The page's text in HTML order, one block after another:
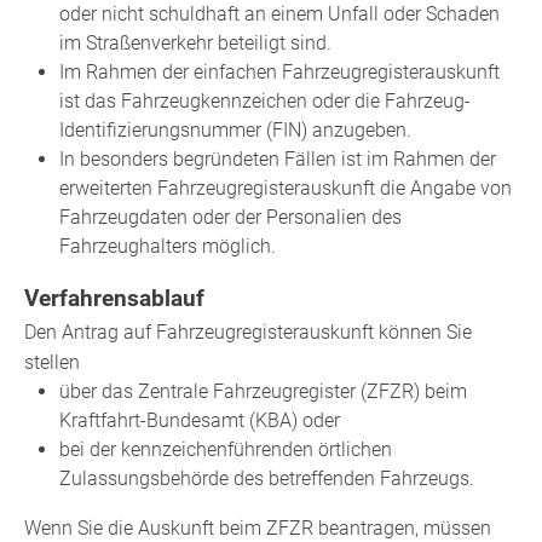
oder nicht schuldhaft an einem Unfall oder Schaden
im Straßenverkehr beteiligt sind.
Im Rahmen der einfachen Fahrzeugregisterauskunft
ist das Fahrzeugkennzeichen oder die Fahrzeug-
Identifizierungsnummer (FIN) anzugeben.
In besonders begründeten Fällen ist im Rahmen der
erweiterten Fahrzeugregisterauskunft die Angabe von
Fahrzeugdaten oder der Personalien des
Fahrzeughalters möglich.
Verfahrensablauf
Den Antrag auf Fahrzeugregisterauskunft können Sie
stellen
über das Zentrale Fahrzeugregister (ZFZR) beim
Kraftfahrt-Bundesamt (KBA) oder
bei der kennzeichenführenden örtlichen
Zulassungsbehörde des betreffenden Fahrzeugs.
Wenn Sie die Auskunft beim ZFZR beantragen, müssen